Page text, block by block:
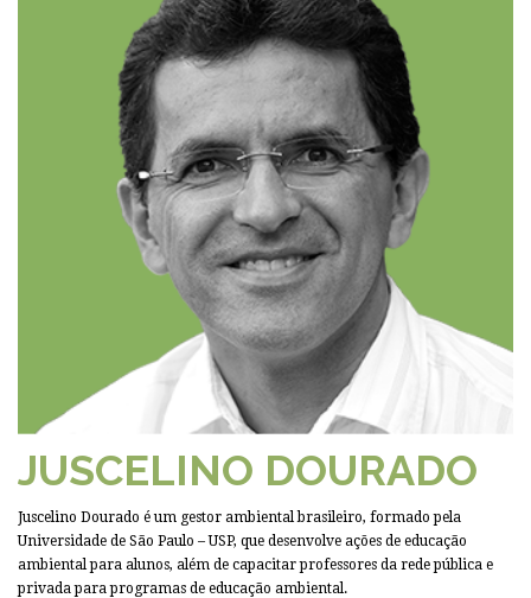
JUSCELINO DOURADO
Juscelino Dourado é um gestor ambiental brasileiro, formado pela
Universidade de São Paulo – USP, que desenvolve ações de educação
ambiental para alunos, além de capacitar professores da rede pública e
privada para programas de educação ambiental.